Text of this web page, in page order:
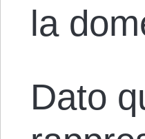
la
Dato